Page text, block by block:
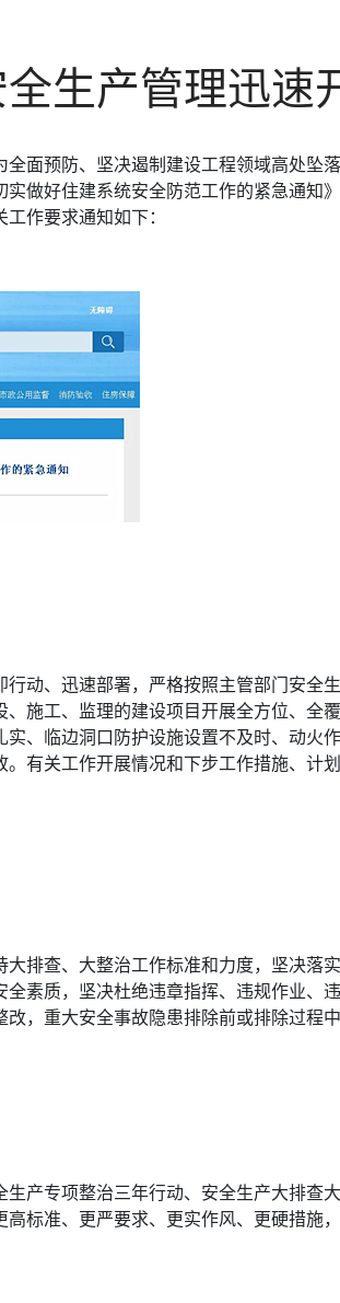
生产管理迅速
面预防、坚决遏制建设工程领域高处
做好住建系统安全防范工作的紧急通
作要求通知如下：
动、迅速部署，严格按照主管部门安
施工、监理的建设项目开展全方位、
、临边洞口防护设施设置不及时、动
有关工作开展情况和下步工作措施、
排查、大整治工作标准和力度，坚决
素质，坚决杜绝违章指挥、违规作业、
，重大安全事故隐患排除前或排除过程
产专项整治三年行动、安全生产大排
标准、更严要求、更实作风、更硬措施